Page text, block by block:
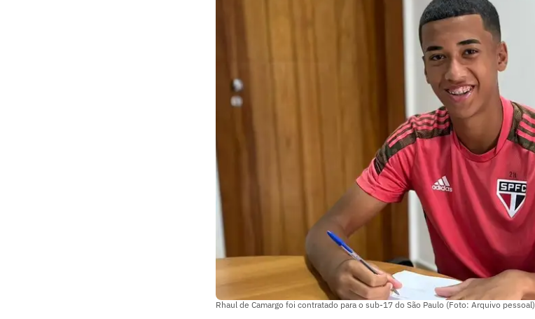
Rhaul de Camargo foi contratado para o sub-17 do São Paulo (Foto: Arquivo pessoal)